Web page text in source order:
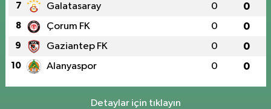
7 Galatasaray 0 0
8 Çorum FK 0 0
9 Gaziantep FK 0 0
10 Alanyaspor 0 0
Detaylar için tıklayın